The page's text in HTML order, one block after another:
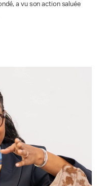
a vu son action saluée